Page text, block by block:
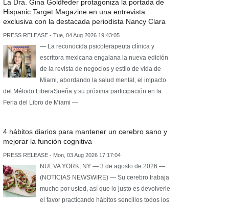
La Dra. Gina Goldfeder protagoniza la portada de
Hispanic Target Magazine en una entrevista
exclusiva con la destacada periodista Nancy Clara
PRESS RELEASE - Tue, 04 Aug 2026 19:43:05
— La reconocida psicoterapeuta clínica y
escritora mexicana engalana la nueva edición
de la revista de negocios y estilo de vida de
Miami, abordando la salud mental, el impacto
del Método LiberaSueña y su próxima participación en la
Feria del Libro de Miami —
4 hábitos diarios para mantener un cerebro sano y
mejorar la función cognitiva
PRESS RELEASE - Mon, 03 Aug 2026 17:17:04
NUEVA YORK, NY — 3 de agosto de 2026 —
(NOTICIAS NEWSWIRE) — Su cerebro trabaja
mucho por usted, así que lo justo es devolverle
el favor practicando hábitos sencillos todos los